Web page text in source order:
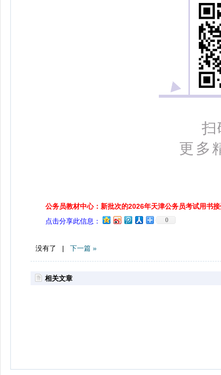
扫
更多
公务员教材中心：新批次的2026年天津公务员考试用书
点击分享此信息：
0
没有了 | 下一篇 »
相关文章